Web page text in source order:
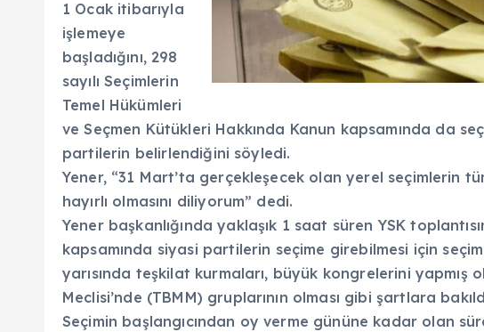
1 Ocak itibarıyla
işlemeye
başladığını, 298
sayılı Seçimlerin
Temel Hükümleri
ve Seçmen Kütükleri Hakkında Kanun kapsamında da
partilerin belirlendiğini söyledi.
Yener, “31 Mart’ta gerçekleşecek olan yerel seçimlerin
hayırlı olmasını diliyorum” dedi.
Yener başkanlığında yaklaşık 1 saat süren YSK
kapsamında siyasi partilerin seçime girebilmesi için
yarısında teşkilat kurmaları, büyük kongrelerini yapmış
Meclisi’nde (TBMM) gruplarının olması gibi şartlara
Seçimin başlangıcından oy verme gününe kadar olan